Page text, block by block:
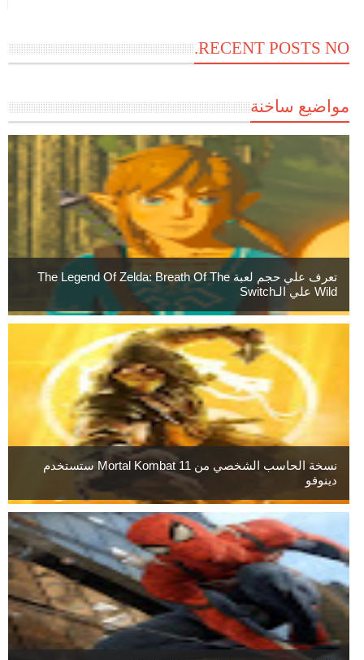
RECENT POSTS NO.
مواضيع ساخنة
تعرف علي حجم لعبة The Legend Of Zelda: Breath Of The
Wild علي الـSwitch
نسخة الحاسب الشخصي من Mortal Kombat 11 ستستخدم
دينوفو